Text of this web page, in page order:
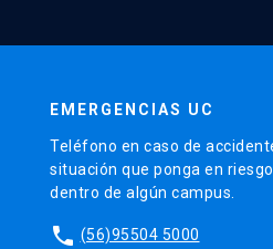
EMERGENCIAS UC
Teléfono en caso de
situación que ponga en
dentro de algún campus.
phone (56)95504 5000